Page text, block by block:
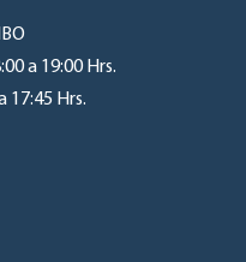
a 19:00 Hrs.
17:45 Hrs.